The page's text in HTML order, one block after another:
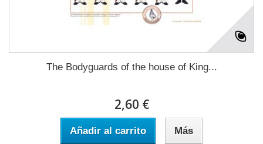
The Bodyguards of the house of King...
2,60 €
Añadir al carrito Más